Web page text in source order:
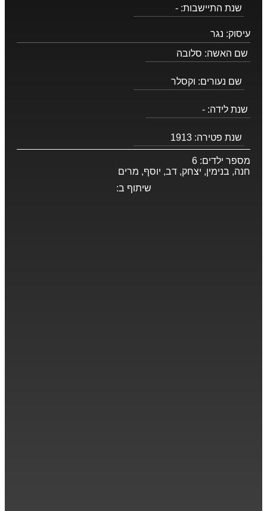
שנת התיישבות: -
עיסוק: נגר
שם האשה: סלובה
שם נעורים: וקסלר
שנת לידה: -
שנת פטירה: 1913
מספר ילדים: 6
חנה, בנימין, יצחק, דב, יוסף, מרים
שיתוף ב: